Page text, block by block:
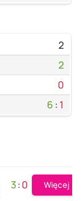
2
2
0
6: 1
3:0 Więcej